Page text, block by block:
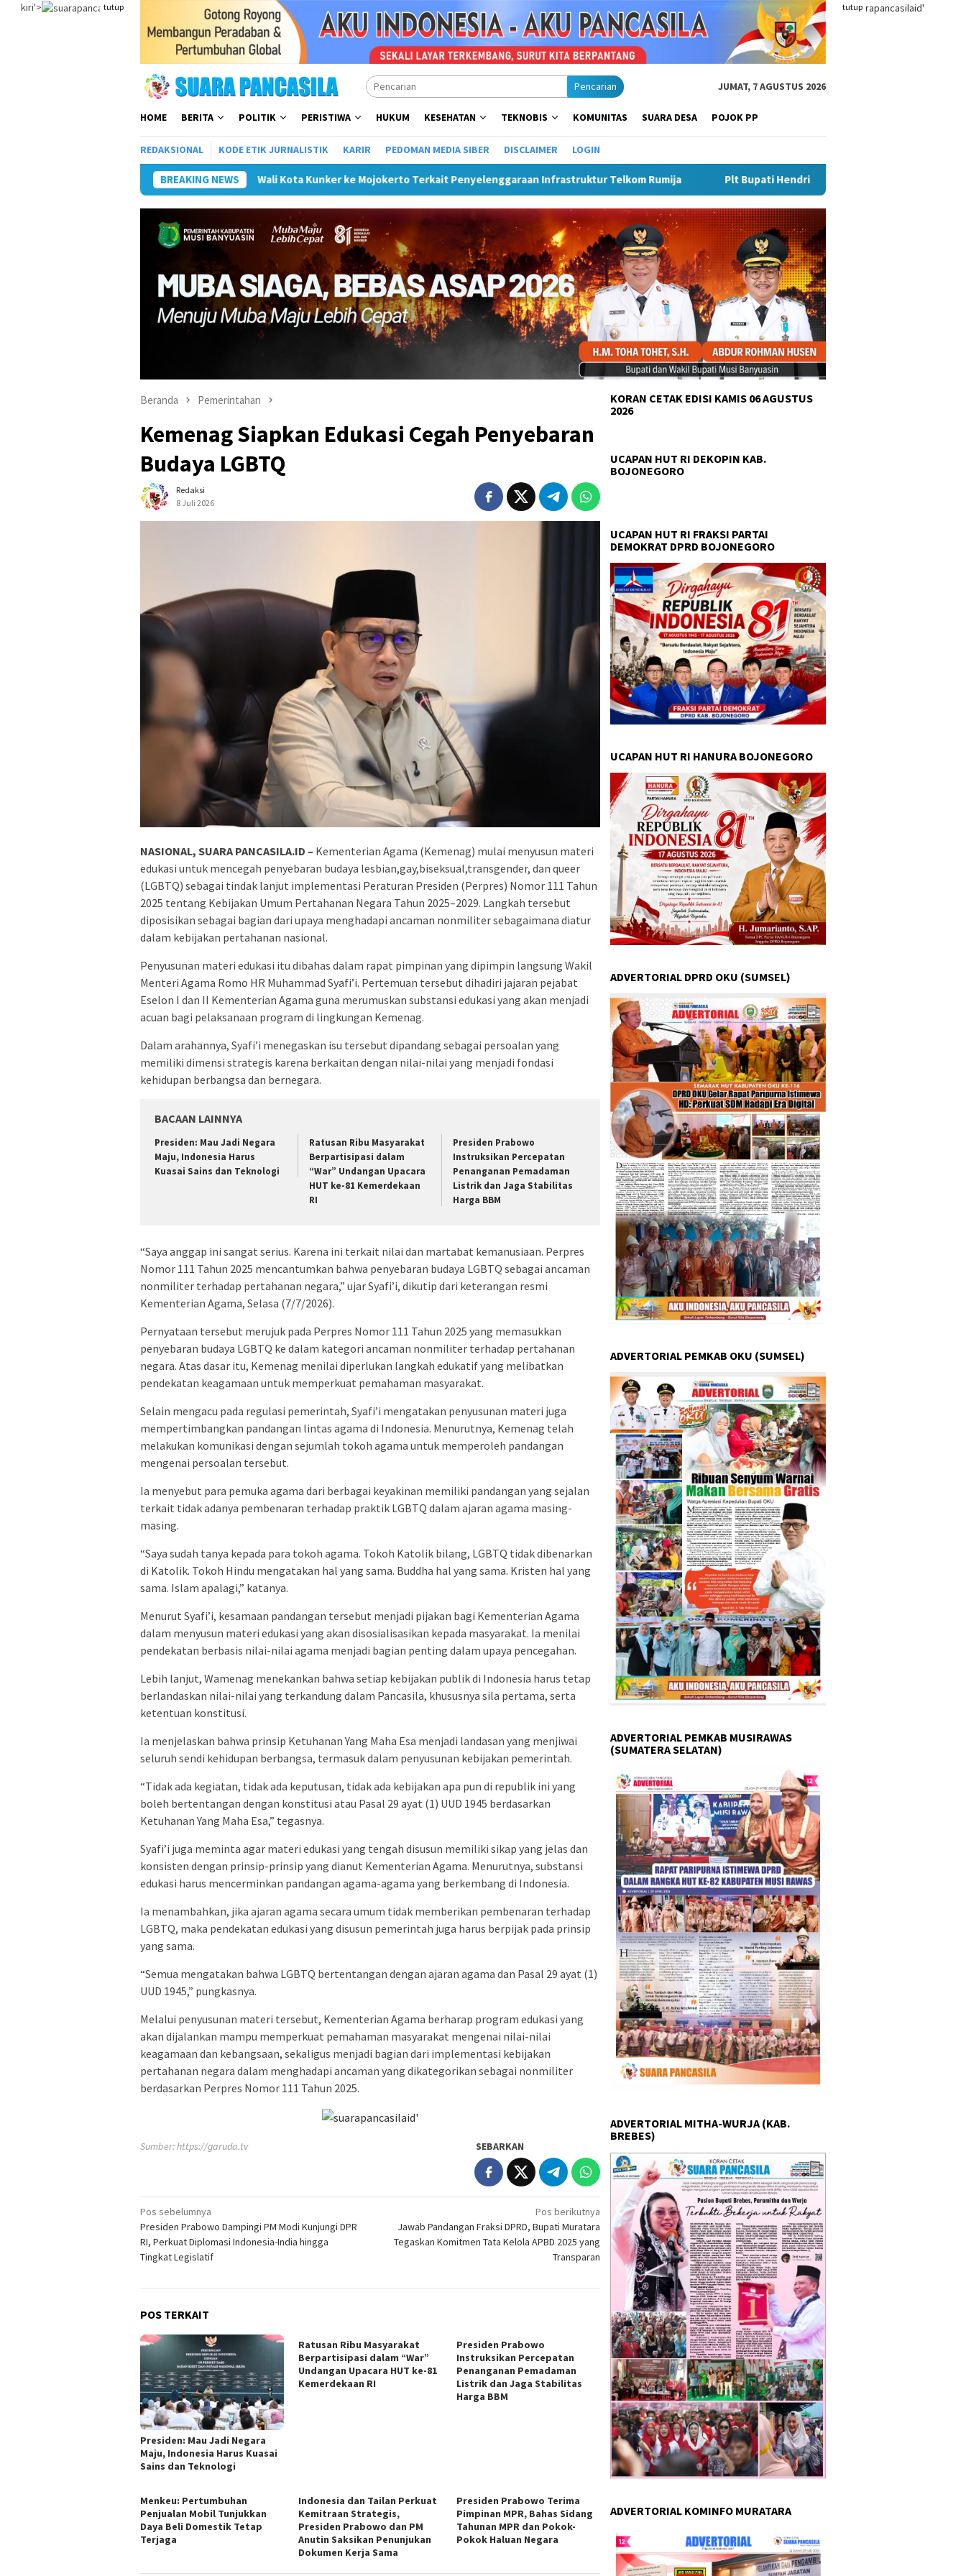
Loncat
tutup
kiri'> tutup
Pencarian JUMAT, 7 AGUSTUS 2026
HOME BERITA POLITIK PERISTIWA HUKUM KESEHATAN TEKNOBIS KOMUNITAS SUARA DESA POJOK PP
REDAKSIONAL KODE ETIK JURNALISTIK KARIR PEDOMAN MEDIA SIBER DISCLAIMER LOGIN
BREAKING NEWS
Wali Kota Kunker ke Mojokerto Terkait Penyelenggaraan Infrastruktur Telkom Rumija Plt Bupati Hendri Matangkan Gebyar Semarak Merah Putih, Siapkan Event
Beranda Pemerintahan
Kemenag Siapkan Edukasi Cegah Penyebaran
Budaya LGBTQ
Redaksi
8 Juli 2026
NASIONAL, SUARA PANCASILA.ID – Kementerian Agama (Kemenag) mulai menyusun materi
edukasi untuk mencegah penyebaran budaya lesbian,gay,biseksual,transgender, dan queer
(LGBTQ) sebagai tindak lanjut implementasi Peraturan Presiden (Perpres) Nomor 111 Tahun
2025 tentang Kebijakan Umum Pertahanan Negara Tahun 2025–2029. Langkah tersebut
diposisikan sebagai bagian dari upaya menghadapi ancaman nonmiliter sebagaimana diatur
dalam kebijakan pertahanan nasional.
Penyusunan materi edukasi itu dibahas dalam rapat pimpinan yang dipimpin langsung Wakil
Menteri Agama Romo HR Muhammad Syafi’i. Pertemuan tersebut dihadiri jajaran pejabat
Eselon I dan II Kementerian Agama guna merumuskan substansi edukasi yang akan menjadi
acuan bagi pelaksanaan program di lingkungan Kemenag.
Dalam arahannya, Syafi’i menegaskan isu tersebut dipandang sebagai persoalan yang
memiliki dimensi strategis karena berkaitan dengan nilai-nilai yang menjadi fondasi
kehidupan berbangsa dan bernegara.
BACAAN LAINNYA
Presiden: Mau Jadi Negara
Maju, Indonesia Harus
Kuasai Sains dan Teknologi
Ratusan Ribu Masyarakat
Berpartisipasi dalam
“War” Undangan Upacara
HUT ke-81 Kemerdekaan
RI
Presiden Prabowo
Instruksikan Percepatan
Penanganan Pemadaman
Listrik dan Jaga Stabilitas
Harga BBM
“Saya anggap ini sangat serius. Karena ini terkait nilai dan martabat kemanusiaan. Perpres
Nomor 111 Tahun 2025 mencantumkan bahwa penyebaran budaya LGBTQ sebagai ancaman
nonmiliter terhadap pertahanan negara,” ujar Syafi’i, dikutip dari keterangan resmi
Kementerian Agama, Selasa (7/7/2026).
Pernyataan tersebut merujuk pada Perpres Nomor 111 Tahun 2025 yang memasukkan
penyebaran budaya LGBTQ ke dalam kategori ancaman nonmiliter terhadap pertahanan
negara. Atas dasar itu, Kemenag menilai diperlukan langkah edukatif yang melibatkan
pendekatan keagamaan untuk memperkuat pemahaman masyarakat.
Selain mengacu pada regulasi pemerintah, Syafi’i mengatakan penyusunan materi juga
mempertimbangkan pandangan lintas agama di Indonesia. Menurutnya, Kemenag telah
melakukan komunikasi dengan sejumlah tokoh agama untuk memperoleh pandangan
mengenai persoalan tersebut.
Ia menyebut para pemuka agama dari berbagai keyakinan memiliki pandangan yang sejalan
terkait tidak adanya pembenaran terhadap praktik LGBTQ dalam ajaran agama masing-
masing.
“Saya sudah tanya kepada para tokoh agama. Tokoh Katolik bilang, LGBTQ tidak dibenarkan
di Katolik. Tokoh Hindu mengatakan hal yang sama. Buddha hal yang sama. Kristen hal yang
sama. Islam apalagi,” katanya.
Menurut Syafi’i, kesamaan pandangan tersebut menjadi pijakan bagi Kementerian Agama
dalam menyusun materi edukasi yang akan disosialisasikan kepada masyarakat. Ia menilai
pendekatan berbasis nilai-nilai agama menjadi bagian penting dalam upaya pencegahan.
Lebih lanjut, Wamenag menekankan bahwa setiap kebijakan publik di Indonesia harus tetap
berlandaskan nilai-nilai yang terkandung dalam Pancasila, khususnya sila pertama, serta
ketentuan konstitusi.
Ia menjelaskan bahwa prinsip Ketuhanan Yang Maha Esa menjadi landasan yang menjiwai
seluruh sendi kehidupan berbangsa, termasuk dalam penyusunan kebijakan pemerintah.
“Tidak ada kegiatan, tidak ada keputusan, tidak ada kebijakan apa pun di republik ini yang
boleh bertentangan dengan konstitusi atau Pasal 29 ayat (1) UUD 1945 berdasarkan
Ketuhanan Yang Maha Esa,” tegasnya.
Syafi’i juga meminta agar materi edukasi yang tengah disusun memiliki sikap yang jelas dan
konsisten dengan prinsip-prinsip yang dianut Kementerian Agama. Menurutnya, substansi
edukasi harus mencerminkan pandangan agama-agama yang berkembang di Indonesia.
Ia menambahkan, jika ajaran agama secara umum tidak memberikan pembenaran terhadap
LGBTQ, maka pendekatan edukasi yang disusun pemerintah juga harus berpijak pada prinsip
yang sama.
“Semua mengatakan bahwa LGBTQ bertentangan dengan ajaran agama dan Pasal 29 ayat (1)
UUD 1945,” pungkasnya.
Melalui penyusunan materi tersebut, Kementerian Agama berharap program edukasi yang
akan dijalankan mampu memperkuat pemahaman masyarakat mengenai nilai-nilai
keagamaan dan kebangsaan, sekaligus menjadi bagian dari implementasi kebijakan
pertahanan negara dalam menghadapi ancaman yang dikategorikan sebagai nonmiliter
berdasarkan Perpres Nomor 111 Tahun 2025.
Sumber:https://garuda.tv SEBARKAN
Navigasi
pos
Pos sebelumnya
Presiden Prabowo Dampingi PM Modi Kunjungi DPR
RI, Perkuat Diplomasi Indonesia-India hingga
Tingkat Legislatif
Pos berikutnya
Jawab Pandangan Fraksi DPRD, Bupati Muratara
Tegaskan Komitmen Tata Kelola APBD 2025 yang
Transparan
POS TERKAIT
Presiden: Mau Jadi Negara
Maju, Indonesia Harus Kuasai
Sains dan Teknologi
Ratusan Ribu Masyarakat
Berpartisipasi dalam “War”
Undangan Upacara HUT ke-81
Kemerdekaan RI
Presiden Prabowo
Instruksikan Percepatan
Penanganan Pemadaman
Listrik dan Jaga Stabilitas
Harga BBM
Menkeu: Pertumbuhan
Penjualan Mobil Tunjukkan
Daya Beli Domestik Tetap
Terjaga
Indonesia dan Tailan Perkuat
Kemitraan Strategis,
Presiden Prabowo dan PM
Anutin Saksikan Penunjukan
Dokumen Kerja Sama
Presiden Prabowo Terima
Pimpinan MPR, Bahas Sidang
Tahunan MPR dan Pokok-
Pokok Haluan Negara
KORAN CETAK EDISI KAMIS 06 AGUSTUS
2026
UCAPAN HUT RI DEKOPIN KAB.
BOJONEGORO
UCAPAN HUT RI FRAKSI PARTAI
DEMOKRAT DPRD BOJONEGORO
UCAPAN HUT RI HANURA BOJONEGORO
ADVERTORIAL DPRD OKU (SUMSEL)
ADVERTORIAL PEMKAB OKU (SUMSEL)
ADVERTORIAL PEMKAB MUSIRAWAS
(SUMATERA SELATAN)
ADVERTORIAL MITHA-WURJA (KAB.
BREBES)
ADVERTORIAL KOMINFO MURATARA